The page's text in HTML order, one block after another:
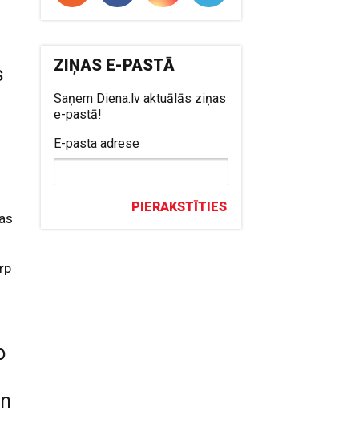
ZIŅAS E-PASTĀ
Saņem Diena.lv aktuālās ziņas
e-pastā!
E-pasta adrese
PIERAKSTĪTIES